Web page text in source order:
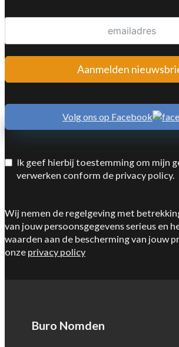
Aanmelden
Volg ons op Facebook
Ik geef hierbij toestemming om mijn
verwerken conform de privacy policy.
Wij nemen de regelgeving met
van jouw persoonsgegevens serieus en
waarden aan de bescherming van jouw
onze privacy policy
Buro Nomden